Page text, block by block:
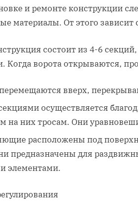
и ремонте конструкции
материалы. От этого зависит
состоит из 4-6
Когда ворота открываются,
вверх,
осуществляется
на них тросам. Они
расположены под
предназначены для
элементами.